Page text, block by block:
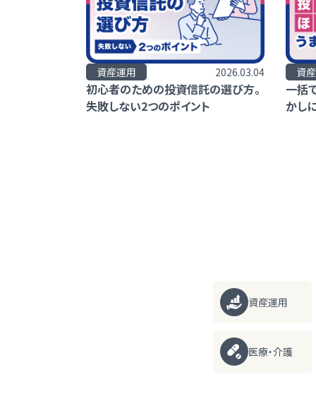
資産運用 2026.03.04
初心者のための投資信託の選び方。
失敗しない2つのポイント
資
一括
かし
資産運用
医療・介護